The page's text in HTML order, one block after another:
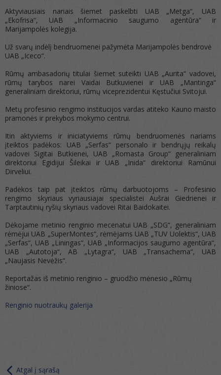
Aktyviausiais nariais šiemet paskelbti UAB „Metga“, UAB
„Ekofrisa“, UAB „Informacinio saugumo agentūra“ ir
Marijampolės kolegija.
Už svarų indėlį bendruomenei pažymėta Marijampolės bendrovė
UAB „Iceco“.
Rūmų ambasadorių titulai šiemet suteikti UAB „Aurita“ vadovei,
rūmų tarybos narei Vaidai Butkuvienei ir UAB „Mantinga“
generaliniam direktoriui, rūmų viceprezidentui Kęstučiui Svitojui.
Metų profesinio rengimo institucijos vardas atiteko Kauno maisto
pramonės ir prekybos mokymo centrui.
Itin aktyviems ir iniciatyviems rūmų bendruomenės nariams
įteiktos padėkos: UAB „Serfas“ personalo ir bendrųjų reikalų
vadovei Sigitai Butkienei, UAB „Romasta Group“ generaliniam
direktoriui Egidijui Šileikai ir UAB „Inida“ direktoriui Ramūnui
Dirveliui.
Padėkos taip pat įteiktos rūmų darbuotojoms – Profesinio
rengimo skyriaus vyriausiajai specialistei Aušrai Giedrienei ir
Tarptautinių ryšių skyriaus vadovei Ritai Baidokaitei.
Dėkojame metinio renginio mecenatui UAB „SDG“, generaliniam
rėmėjui UAB „SuperMontes“, rėmėjams UAB „TUV Uolektis“, UAB
„Serfas“, UAB „Liningas“, UAB „Informacijos saugumo agentūra“,
UAB „Autotoja“, AB „Lytagra“, UAB „Transachema“, UAB
„Naujasis Nevėžis“.
Reportažas iš metinio renginio – gruodžio mėnesio „Rūmų
žiniose“.
Renginio nuotraukų galerija
Atgal į sąrašą